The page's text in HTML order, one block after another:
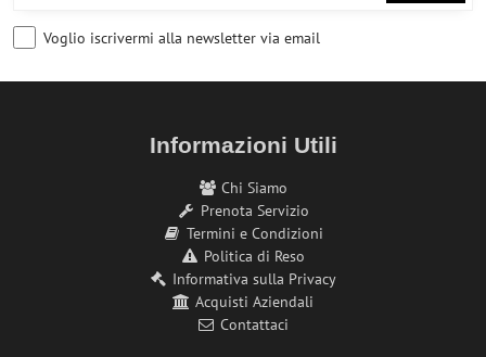
Voglio iscrivermi alla newsletter via email
Informazioni Utili
Chi Siamo
Prenota Servizio
Termini e Condizioni
Politica di Reso
Informativa sulla Privacy
Acquisti Aziendali
Contattaci